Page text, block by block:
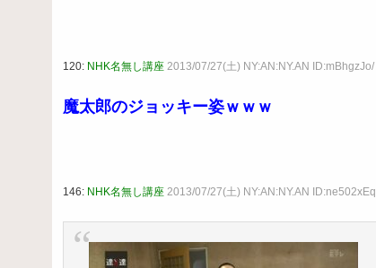
120: NHK名無し講座 2013/07/27(土) NY:AN:NY.AN ID:mBhgzJo/
魔太郎のジョッキー姿ｗｗｗ
146: NHK名無し講座 2013/07/27(土) NY:AN:NY.AN ID:ne502xEq